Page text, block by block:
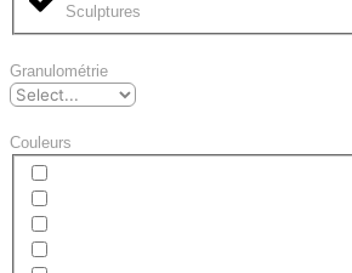
Sculptures
Granulométrie
Couleurs